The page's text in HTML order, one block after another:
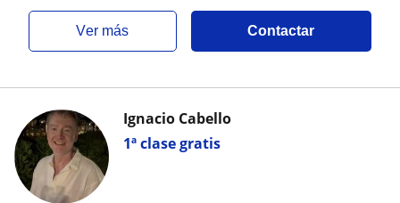
ver más Contactar
1ª clase gratis
Ignacio Cabello